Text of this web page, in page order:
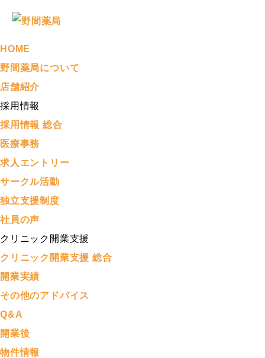
HOME
野間薬局について
店舗紹介
採用情報
採用情報 総合
医療事務
求人エントリー
サークル活動
独立支援制度
社員の声
クリニック開業支援
クリニック開業支援 総合
開業実績
その他のアドバイス
Q&A
開業後
物件情報